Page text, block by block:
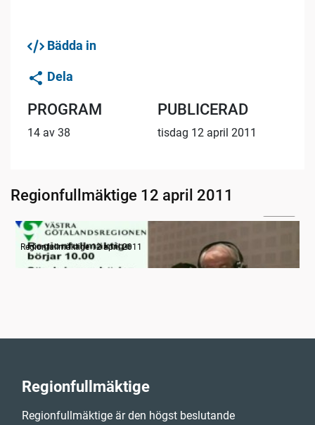
Bädda in
Dela
PROGRAM
14 av 38
PUBLICERAD
tisdag 12 april 2011
Regionfullmäktige 12 april 2011
Radion informerar
Regionfullmäktige 12 april 2011
Regionfullmäktige
Regionfullmäktige är den högst beslutande